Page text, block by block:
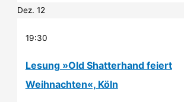
Dez.12
19:30
Lesung »Old Shatterhand feiert
Weihnachten«, Köln